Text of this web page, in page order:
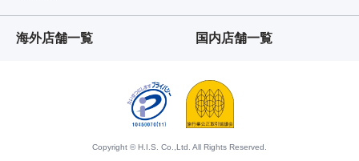
海外店舗一覧 国内店舗一覧
Copyright © H.I.S. Co.,Ltd. All Rights Reserved.